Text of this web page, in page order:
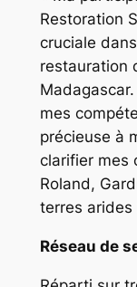
Restoration
cruciale
restauration
mes
précieuse à
clarifier mes
Roland,
terres arides
Réseau de